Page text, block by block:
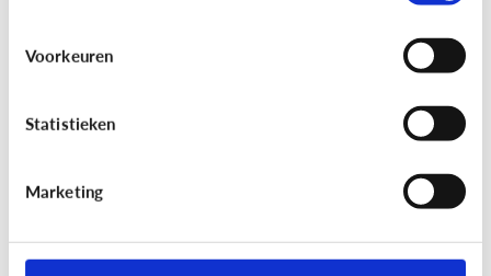
Voorkeuren
Statistieken
Marketing
Privacy
op afbeelding’ is
gebruiken. Daarvoor heb je toestemming nodig.